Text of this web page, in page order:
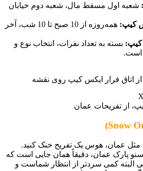
شعبه اول مسقط مال، شعبه دوم خیابان
کیپ:
همه‌روزه از 10 صبح تا 10 شب، آخر
کیپ: بسته به تعداد نفرات، انتخاب نوع و
است.
اتاق فرار ایکس کیپ روی نقشه
از تفریحات عمان
عمان، هوس یک تفریح خنک کنید.
پارک عمان، دقیقاً همان جایی است که
البته کمی سردتر از انتظار شماست و